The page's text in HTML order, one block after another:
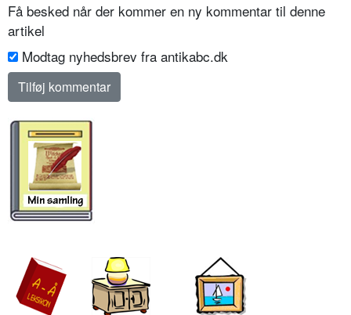
Få besked når der kommer en ny kommentar til denne
artikel
Modtag nyhedsbrev fra antikabc.dk